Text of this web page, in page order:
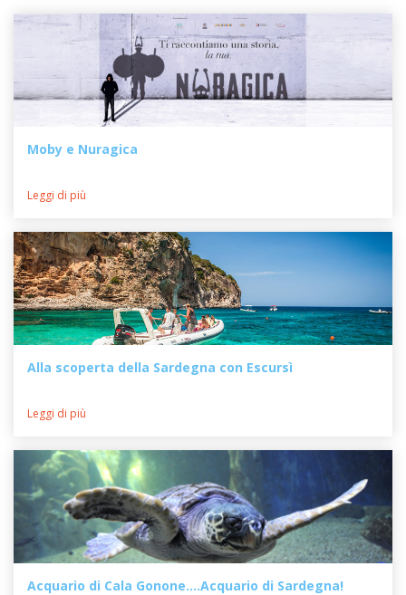
Moby e Nuragica
Leggi di più
Alla scoperta della Sardegna con Escursì
Leggi di più
Acquario di Cala Gonone....Acquario di Sardegna!